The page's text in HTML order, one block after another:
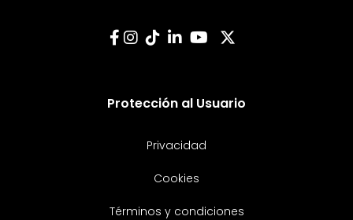
Protección al Usuario
Privacidad
Cookies
Términos y condiciones